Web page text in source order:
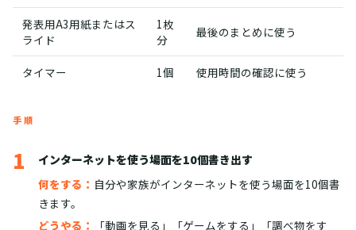
発表用A3用紙またはス
ライド
1枚
分
最後のまとめに使う
タイマー 1個 使用時間の確認に使う
手順
1
インターネットを使う場面を10個書き出す
何をする： 自分や家族がインターネットを使う場面を10個書
きます。
どうやる：
「動画を見る」「ゲームをする」「調べ物をす